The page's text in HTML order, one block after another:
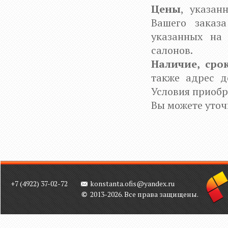
Цены,
Вашего
указанных
салонов.
Наличие,
также адрес
Условия
Вы можете
+7 (4922) 37-02-72
konstanta.ofis@yandex.ru
2013-2026. Все права защищены.